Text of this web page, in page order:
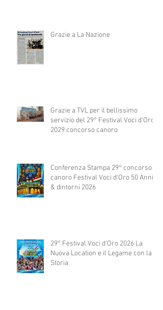
Grazie a La Nazione
Grazie a TVL per il bellissimo
servizio del 29° Festival Voci d'Oro
2029 concorso canoro
Conferenza Stampa 29° concorso
canoro Festival Voci d'Oro 50 Anni
& dintorni 2026
29° Festival Voci d'Oro 2026 La
Nuova Location e il Legame con la
Storia